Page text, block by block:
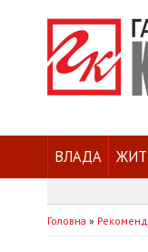
ВЛАДА
Головна »